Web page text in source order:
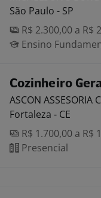
São Paulo - SP
R$ 2.300,00 a R$
Ensino
Cozinheiro
ASCON ASSESORIA
Fortaleza - CE
R$ 1.700,00 a R$
Presencial